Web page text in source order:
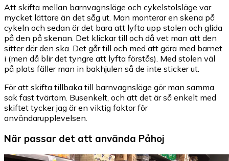
Att skifta mellan barnvagnsläge och cykelstolsläge var
mycket lättare än det såg ut. Man monterar en skena på
cykeln och sedan är det bara att lyfta upp stolen och glida
på den på skenan. Det klickar till och då vet man att den
sitter där den ska. Det går till och med att göra med barnet
i (men då blir det tyngre att lyfta förstås). Med stolen väl
på plats fäller man in bakhjulen så de inte sticker ut.
För att skifta tillbaka till barnvagnsläge gör man samma
sak fast tvärtom. Busenkelt, och att det är så enkelt med
skiftet tycker jag är en viktig faktor för
användarupplevelsen.
När passar det att använda Påhoj